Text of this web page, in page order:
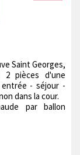
Saint Georges,
2 pièces d'une
entrée - séjour -
dans la cour.
par ballon